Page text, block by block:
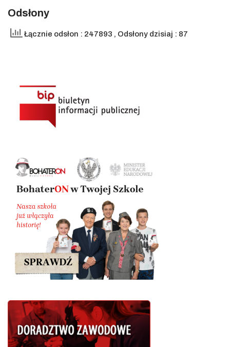
Odsłony
Łącznie odsłon : 247893 , Odsłony dzisiaj : 87